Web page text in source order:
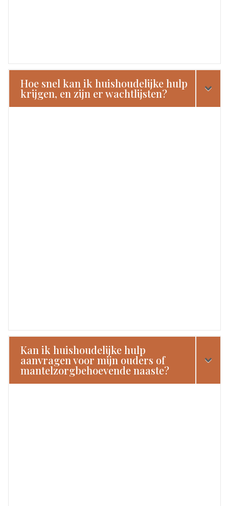
Hoe snel kan ik huishoudelijke hulp
krijgen, en zijn er wachtlijsten?
Kan ik huishoudelijke hulp
aanvragen voor mijn ouders of
mantelzorgbehoevende naaste?